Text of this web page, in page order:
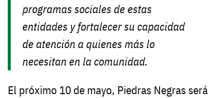
programas sociales de estas
entidades y fortalecer su capacidad
de atención a quienes más lo
necesitan en la comunidad.
El próximo 10 de mayo, Piedras Negras será